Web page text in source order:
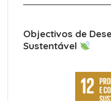
Objectivos de
Sustentável